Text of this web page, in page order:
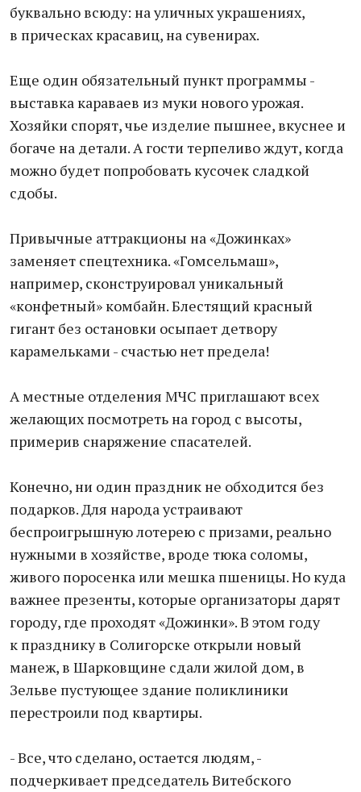
буквально всюду: на уличных украшениях,
в прическах красавиц, на сувенирах.
Еще один обязательный пункт программы -
выставка караваев из муки нового урожая.
Хозяйки спорят, чье изделие пышнее, вкуснее и
богаче на детали. А гости терпеливо ждут, когда
можно будет попробовать кусочек сладкой
сдобы.
Привычные аттракционы на «Дожинках»
заменяет спецтехника. «Гомсельмаш»,
например, сконструировал уникальный
«конфетный» комбайн. Блестящий красный
гигант без остановки осыпает детвору
карамельками - счастью нет предела!
А местные отделения МЧС приглашают всех
желающих посмотреть на город с высоты,
примерив снаряжение спасателей.
Конечно, ни один праздник не обходится без
подарков. Для народа устраивают
беспроигрышную лотерею с призами, реально
нужными в хозяйстве, вроде тюка соломы,
живого поросенка или мешка пшеницы. Но куда
важнее презенты, которые организаторы дарят
городу, где проходят «Дожинки». В этом году
к празднику в Солигорске открыли новый
манеж, в Шарковщине сдали жилой дом, в
Зельве пустующее здание поликлиники
перестроили под квартиры.
- Все, что сделано, остается людям, -
подчеркивает председатель Витебского